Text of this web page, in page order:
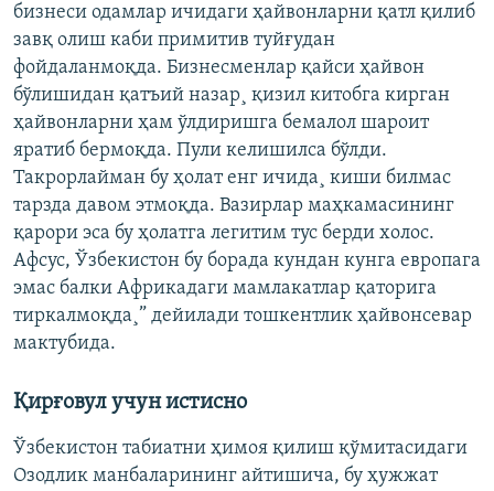
бизнеси одамлар ичидаги ҳайвонларни қатл қилиб
завқ олиш каби примитив туйғудан
фойдаланмоқда. Бизнесменлар қайси ҳайвон
бўлишидан қатъий назар¸ қизил китобга кирган
ҳайвонларни ҳам ўлдиришга бемалол шароит
яратиб бермоқда. Пули келишилса бўлди.
Такрорлайман бу ҳолат енг ичида¸ киши билмас
тарзда давом этмоқда. Вазирлар маҳкамасининг
қарори эса бу ҳолатга легитим тус берди холос.
Афсус, Ўзбекистон бу борада кундан кунга европага
эмас балки Африкадаги мамлакатлар қаторига
тиркалмоқда¸” дейилади тошкентлик ҳайвонсевар
мактубида.
Қирғовул учун истисно
Ўзбекистон табиатни ҳимоя қилиш қўмитасидаги
Озодлик манбаларининг айтишича, бу ҳужжат